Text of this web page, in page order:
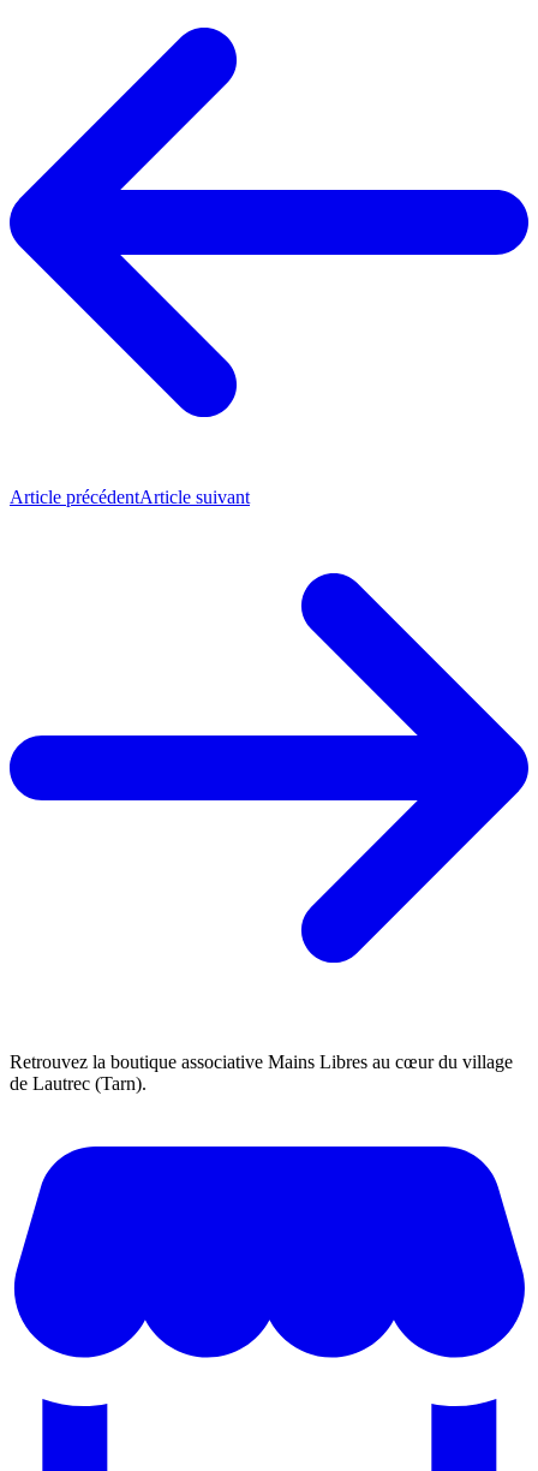
Article précédentArticle suivant
Retrouvez la boutique associative Mains Libres au cœur du village
de Lautrec (Tarn).